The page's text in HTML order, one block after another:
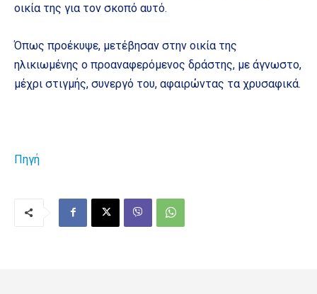
οικία της για τον σκοπό αυτό.
Όπως προέκυψε, μετέβησαν στην οικία της
ηλικιωμένης ο προαναφερόμενος δράστης, με άγνωστο,
μέχρι στιγμής, συνεργό του, αφαιρώντας τα χρυσαφικά.
Πηγή